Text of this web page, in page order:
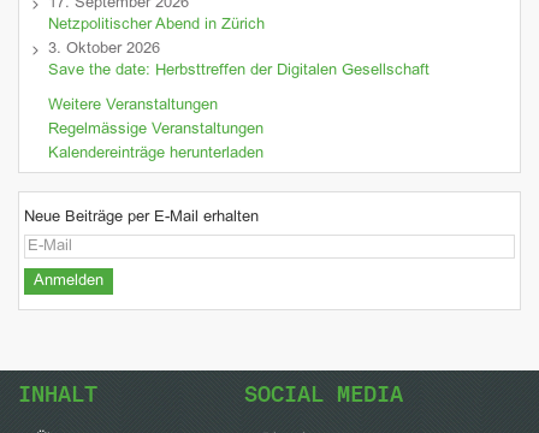
17. September 2026
Netzpolitischer Abend in Zürich
3. Oktober 2026
Save the date: Herbsttreffen der Digitalen Gesellschaft
Weitere Veranstaltungen
Regelmässige Veranstaltungen
Kalendereinträge herunterladen
Neue Beiträge per E-Mail erhalten
INHALT SOCIAL MEDIA